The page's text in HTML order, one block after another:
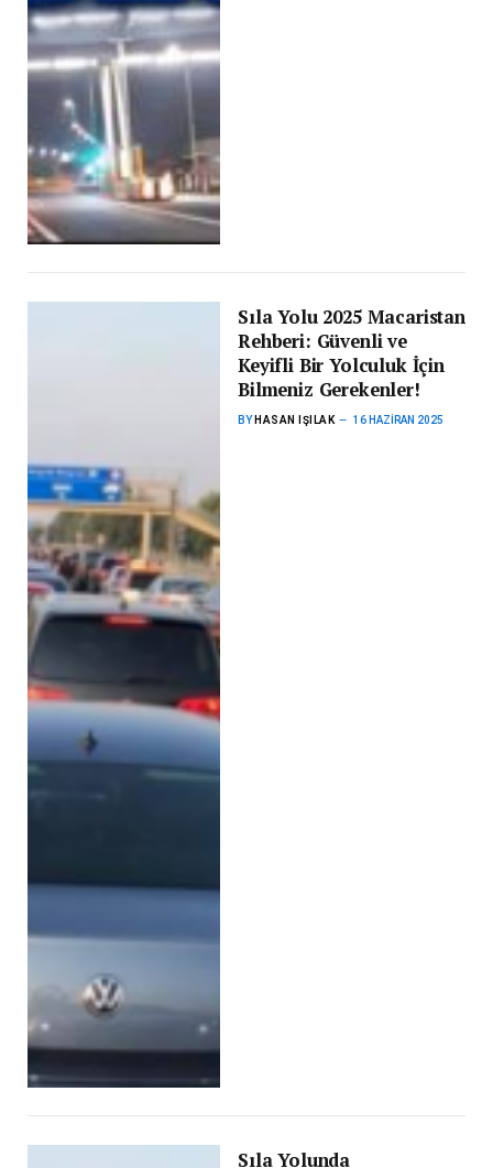
Sıla Yolu 2025 Macaristan
Rehberi: Güvenli ve
Keyifli Bir Yolculuk İçin
Bilmeniz Gerekenler!
BY HASAN IŞILAK 16 HAZIRAN 2025
Sıla Yolunda